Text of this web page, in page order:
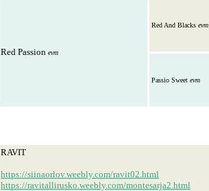
Red Passion evm
Red And Blacks evm
Passio Sweet evm
RAVIT
https://siinaorlov.weebly.com/ravit02.html
https://ravitallirusko.weebly.com/montesarja2.html